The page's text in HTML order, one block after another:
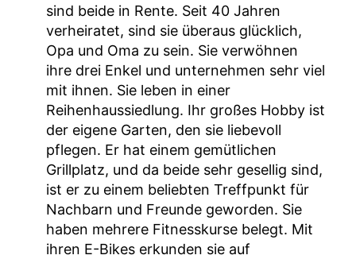
sind beide in Rente. Seit 40 Jahren
verheiratet, sind sie überaus glücklich,
Opa und Oma zu sein. Sie verwöhnen
ihre drei Enkel und unternehmen sehr viel
mit ihnen. Sie leben in einer
Reihenhaussiedlung. Ihr großes Hobby ist
der eigene Garten, den sie liebevoll
pflegen. Er hat einem gemütlichen
Grillplatz, und da beide sehr gesellig sind,
ist er zu einem beliebten Treffpunkt für
Nachbarn und Freunde geworden. Sie
haben mehrere Fitnesskurse belegt. Mit
ihren E-Bikes erkunden sie auf